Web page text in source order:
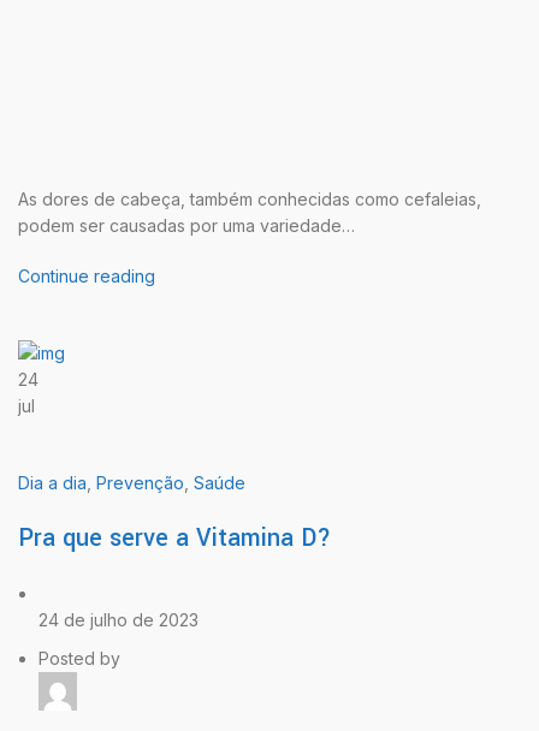
As dores de cabeça, também conhecidas como cefaleias,
podem ser causadas por uma variedade…
Continue reading
24
jul
Dia a dia Prevenção Saúde
Pra que serve a Vitamina D?
24 de julho de 2023
Posted by